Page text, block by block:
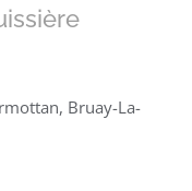
Bruay-La-